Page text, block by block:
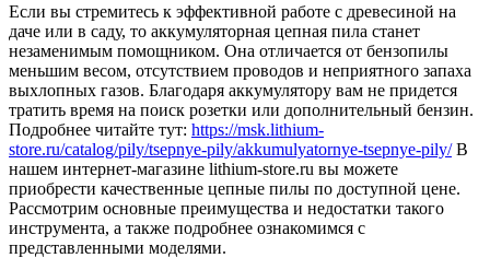
Если вы стремитесь к эффективной работе с древесиной на
даче или в саду, то аккумуляторная цепная пила станет
незаменимым помощником. Она отличается от бензопилы
меньшим весом, отсутствием проводов и неприятного запаха
выхлопных газов. Благодаря аккумулятору вам не придется
тратить время на поиск розетки или дополнительный бензин.
Подробнее читайте тут: https://msk.lithium-
store.ru/catalog/pily/tsepnye-pily/akkumulyatornye-tsepnye-pily/В
нашем интернет-магазине lithium-store.ru вы можете
приобрести качественные цепные пилы по доступной цене.
Рассмотрим основные преимущества и недостатки такого
инструмента, а также подробнее ознакомимся с
представленными моделями.